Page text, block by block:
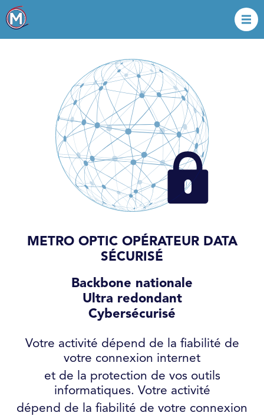
METRO OPTIC OPÉRATEUR DATA
SÉCURISÉ
Backbone nationale
Ultra redondant
Cybersécurisé
Votre activité dépend de la fiabilité de
votre connexion internet
et de la protection de vos outils
informatiques. Votre activité
dépend de la fiabilité de votre connexion